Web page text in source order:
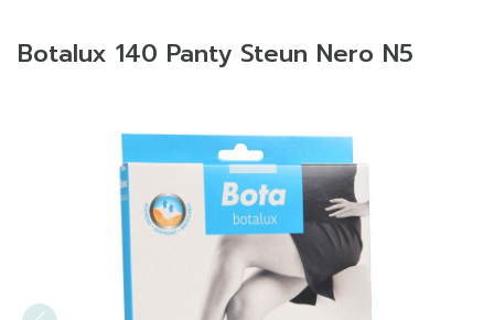
Botalux 140 Panty Steun Nero N5